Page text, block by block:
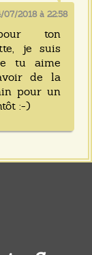
07/2018 à 22:58
ton
je suis
tu aime
de la
pour un
:-)